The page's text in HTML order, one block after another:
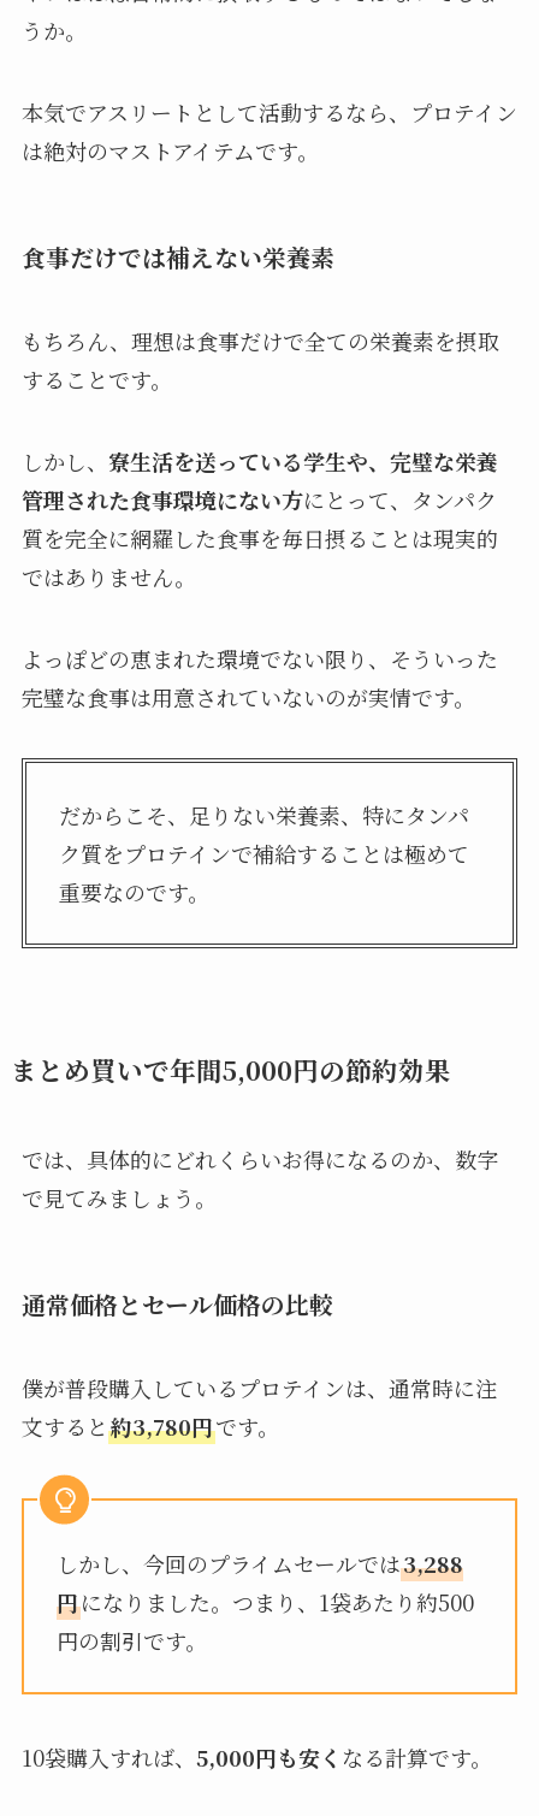
うか。
本気でアスリートとして活動するなら、プロテイン
は絶対のマストアイテムです。
食事だけでは補えない栄養素
もちろん、理想は食事だけで全ての栄養素を摂取
することです。
しかし、 寮生活を送っている学生や、完璧な栄養
管理された食事環境にない方にとって、タンパク
質を完全に網羅した食事を毎日摂ることは現実的
ではありません。
よっぽどの恵まれた環境でない限り、そういった
完璧な食事は用意されていないのが実情です。
だからこそ、足りない栄養素、特にタンパ
ク質をプロテインで補給することは極めて
重要なのです。
まとめ買いで年間5,000円の節約効果
では、具体的にどれくらいお得になるのか、数字
で見てみましょう。
通常価格とセール価格の比較
僕が普段購入しているプロテインは、通常時に注
文すると 約3,780円です。
しかし、今回のプライムセールでは3,288
円になりました。つまり、1袋あたり約500
円の割引です。
10袋購入すれば、 5,000円も安く なる計算です。